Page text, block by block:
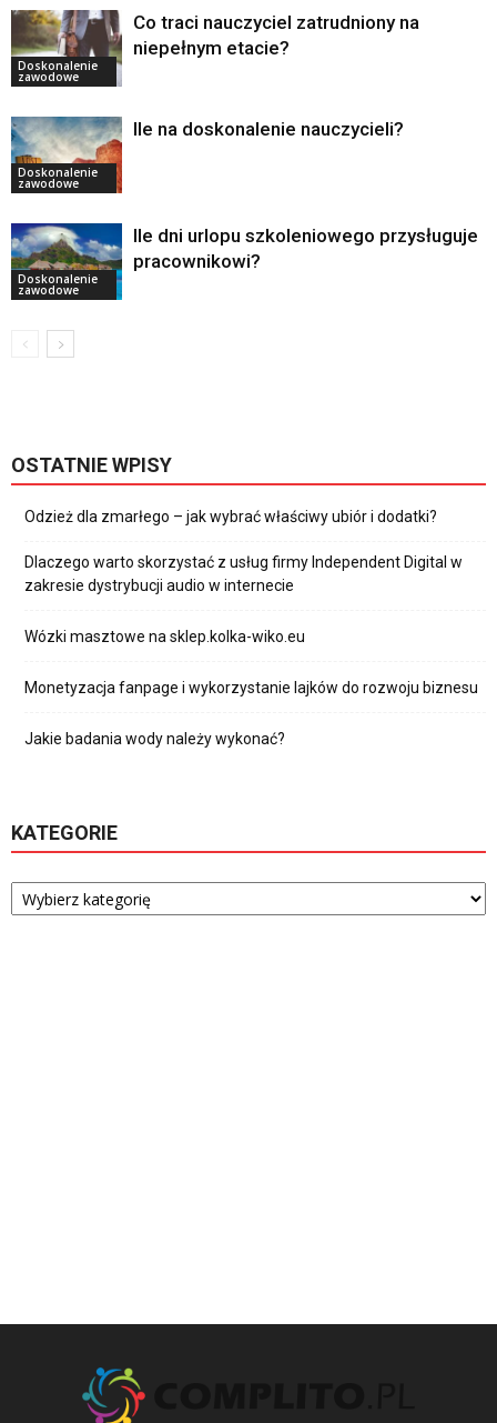
Doskonalenie
zawodowe
Co traci nauczyciel zatrudniony na
niepełnym etacie?
Doskonalenie
zawodowe
Ile na doskonalenie nauczycieli?
Doskonalenie
zawodowe
Ile dni urlopu szkoleniowego przysługuje
pracownikowi?
OSTATNIE WPISY
Odzież dla zmarłego – jak wybrać właściwy ubiór i dodatki?
Dlaczego warto skorzystać z usług firmy Independent Digital w
zakresie dystrybucji audio w internecie
Wózki masztowe na sklep.kolka-wiko.eu
Monetyzacja fanpage i wykorzystanie lajków do rozwoju biznesu
Jakie badania wody należy wykonać?
KATEGORIE
Kategorie